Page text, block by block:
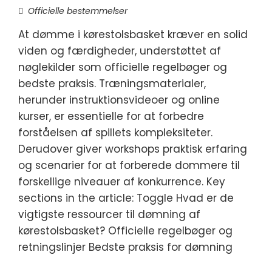
Officielle bestemmelser
At dømme i kørestolsbasket kræver en solid
viden og færdigheder, understøttet af
nøglekilder som officielle regelbøger og
bedste praksis. Træningsmaterialer,
herunder instruktionsvideoer og online
kurser, er essentielle for at forbedre
forståelsen af spillets kompleksiteter.
Derudover giver workshops praktisk erfaring
og scenarier for at forberede dommere til
forskellige niveauer af konkurrence. Key
sections in the article: Toggle Hvad er de
vigtigste ressourcer til dømning af
kørestolsbasket? Officielle regelbøger og
retningslinjer Bedste praksis for dømning